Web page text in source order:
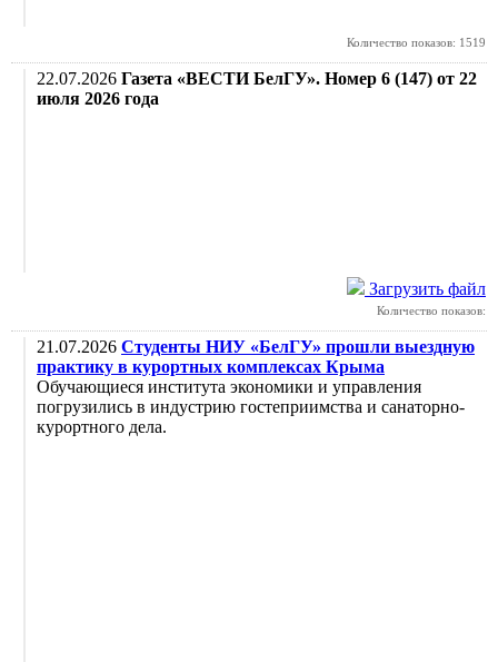
Количество показов: 1519
22.07.2026 Газета «ВЕСТИ БелГУ». Номер 6 (147) от 22
июля 2026 года
Загрузить файл
Количество показов:
21.07.2026 Студенты НИУ «БелГУ» прошли выездную
практику в курортных комплексах Крыма
Обучающиеся института экономики и управления
погрузились в индустрию гостеприимства и санаторно-
курортного дела.